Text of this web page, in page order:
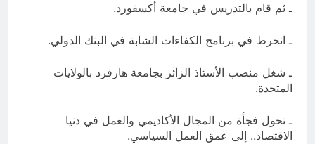
ـ ثم قام بالتدريس في جامعة أكسفورد.
ـ انخرط في برنامج الكفاءات الشابة في البنك الدولي.
ـ شغل منصب الأستاذ الزائر بجامعة هارفرد بالولايات
المتحدة.
ـ تحول فجأة من المجال الأكاديمي والعمل في دنيا
الاقتصاد.. إلى عمق العمل السياسي.